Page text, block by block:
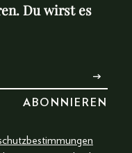
Du wirst es